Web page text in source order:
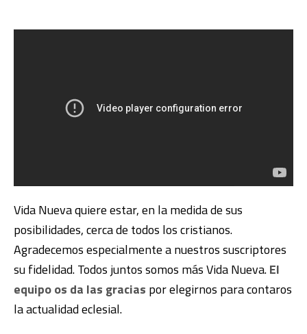
Vida Nueva quiere estar, en la medida de sus
posibilidades, cerca de todos los cristianos.
Agradecemos especialmente a nuestros suscriptores
su fidelidad. Todos juntos somos más Vida Nueva.El
equipo os da las gracias por elegirnos para contaros
la actualidad eclesial.